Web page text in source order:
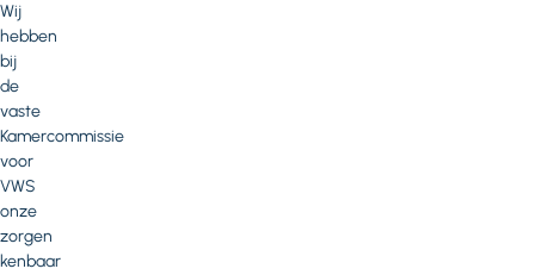
Wij
hebben
bij
de
vaste
Kamercommissie
voor
VWS
onze
zorgen
kenbaar